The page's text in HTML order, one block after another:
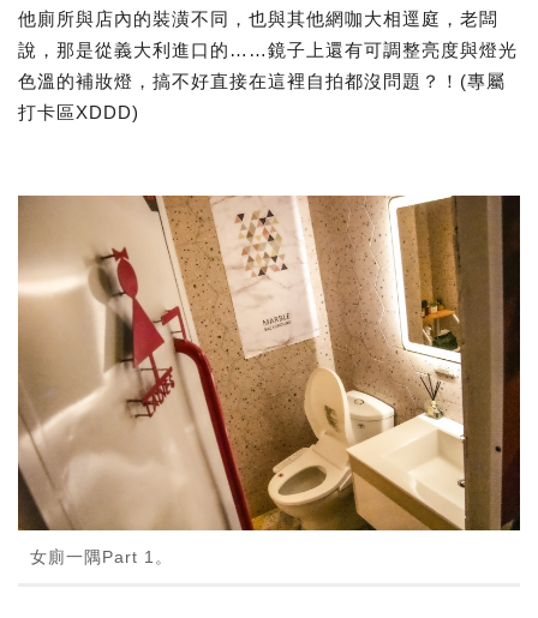
他廁所與店內的裝潢不同，也與其他網咖大相逕庭，老闆
說，那是從義大利進口的……鏡子上還有可調整亮度與燈光
色溫的補妝燈，搞不好直接在這裡自拍都沒問題？！(專屬
打卡區XDDD)
女廁一隅Part 1。